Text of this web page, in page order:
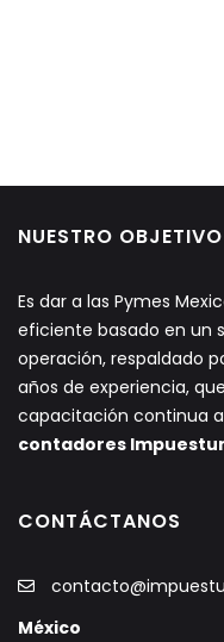
NUESTRO OBJETIVO
Es dar a las Pymes
eficiente basado en un
operación, respaldado
años de experiencia,
capacitación continua
contadores
CONTÁCTANOS
México